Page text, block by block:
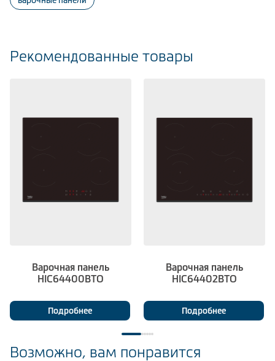
Рекомендованные товары
Варочная панель
HIC64400BTO
Подробнее
Варочная панель
HIC64402BTO
Подробнее
Возможно, вам понравится